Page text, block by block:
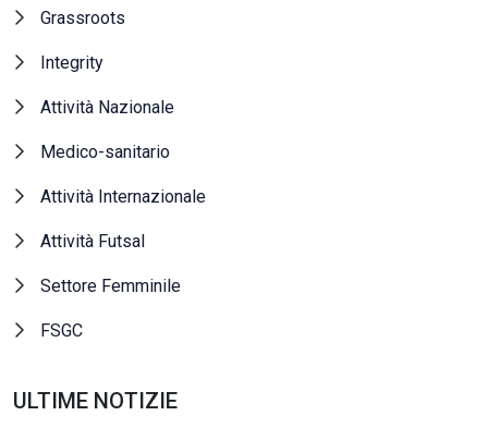
Grassroots
Integrity
Attività Nazionale
Medico-sanitario
Attività Internazionale
Attività Futsal
Settore Femminile
FSGC
ULTIME NOTIZIE